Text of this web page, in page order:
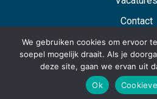
Contact
Website:Studio 024|
We gebruiken cookies om ervoor
soepel mogelijk draait. Als je
deze site, gaan we ervan uit
Ok